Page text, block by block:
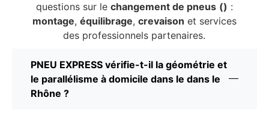
questions sur le changement de pneus () :
montage, équilibrage, crevaison et services
des professionnels partenaires.
PNEU EXPRESS vérifie-t-il la géométrie et
le parallélisme à domicile dans le dans le
Rhône ?